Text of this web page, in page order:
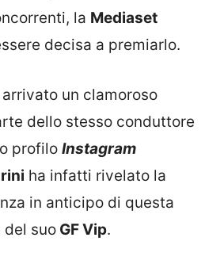
la Mediaset
decisa a premiarlo.
un clamoroso
dello stesso conduttore
profilo Instagram
ha infatti rivelato la
in anticipo di questa
del suo GF Vip.